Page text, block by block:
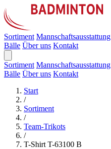
Sortiment Mannschaftsausstattung
Bälle Über uns Kontakt
Sortiment Mannschaftsausstattung
Bälle Über uns Kontakt
Start
/
Sortiment
/
Team-Trikots
/
T-Shirt T-63100 B